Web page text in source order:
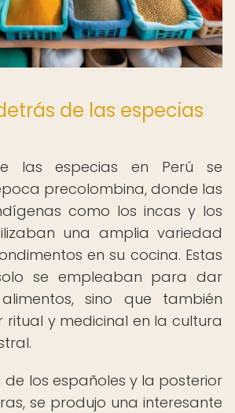
de las especias
las especias en Perú se
precolombina, donde las
como los incas y los
una amplia variedad
en su cocina. Estas
se empleaban para dar
sino que también
ritual y medicinal en la cultura
los españoles y la posterior
se produjo una interesante